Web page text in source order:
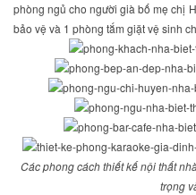
phòng ngủ cho người già bố mẹ chị
bảo vệ và 1 phòng tắm giặt vệ sinh
Các phong cách thiết kế nội thất
trọng